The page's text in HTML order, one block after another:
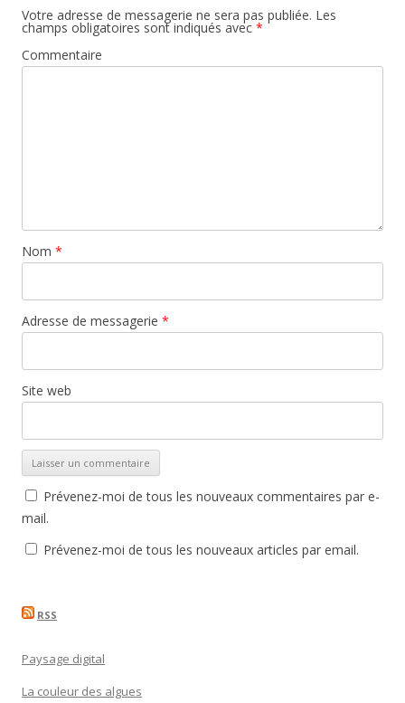
Votre adresse de messagerie ne sera pas publiée. Les
champs obligatoires sont indiqués avec *
Commentaire
Nom *
Adresse de messagerie *
Site web
Prévenez-moi de tous les nouveaux commentaires par e-
mail.
Prévenez-moi de tous les nouveaux articles par email.
RSS
Paysage digital
La couleur des algues